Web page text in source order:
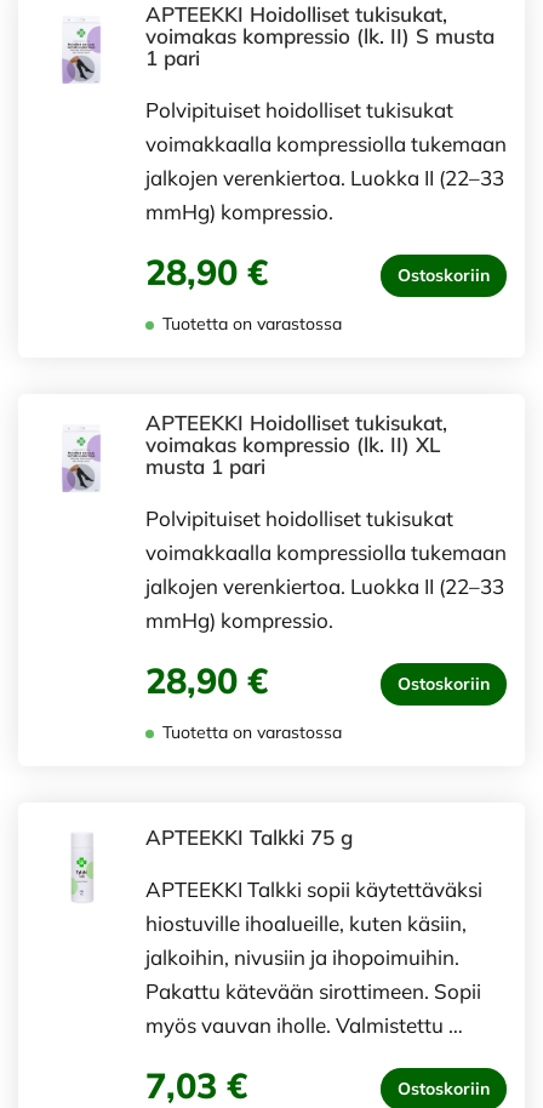
APTEEKKI Hoidolliset tukisukat,
voimakas kompressio (lk. II) S musta
1 pari
Polvipituiset hoidolliset tukisukat
voimakkaalla kompressiolla tukemaan
jalkojen verenkiertoa. Luokka II (22–33
mmHg) kompressio.
28,90 € Ostoskoriin
Tuotetta on varastossa
APTEEKKI Hoidolliset tukisukat,
voimakas kompressio (lk. II) XL
musta 1 pari
Polvipituiset hoidolliset tukisukat
voimakkaalla kompressiolla tukemaan
jalkojen verenkiertoa. Luokka II (22–33
mmHg) kompressio.
28,90 € Ostoskoriin
Tuotetta on varastossa
APTEEKKI Talkki 75 g
APTEEKKI Talkki sopii käytettäväksi
hiostuville ihoalueille, kuten käsiin,
jalkoihin, nivusiin ja ihopoimuihin.
Pakattu kätevään sirottimeen. Sopii
myös vauvan iholle. Valmistettu …
7,03 € Ostoskoriin